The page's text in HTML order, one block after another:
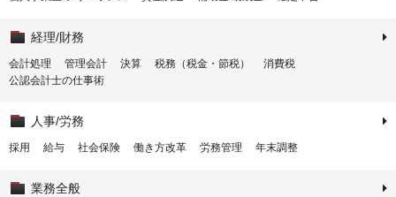
経理/財務
会計処理 管理会計 決算 税務（税金・節税）
消費税
公認会計士の仕事術
人事/労務
採用 給与 社会保険 働き方改革 労務管理 年末調整
業務全般